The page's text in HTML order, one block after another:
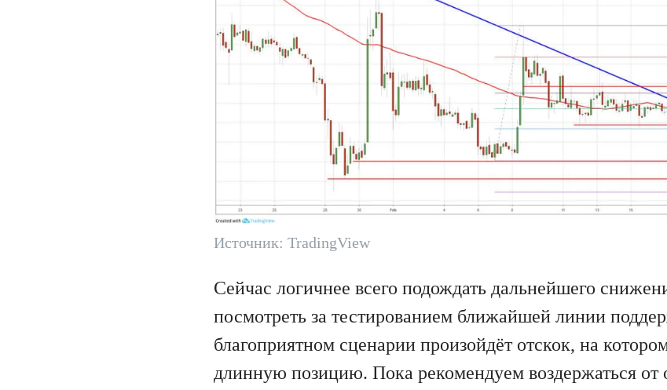
Источник: TradingView
Сейчас логичнее всего подождать дальнейшего
посмотреть за тестированием ближайшей линии
благоприятном сценарии произойдёт отскок, на
длинную позицию. Пока рекомендуем воздержаться от